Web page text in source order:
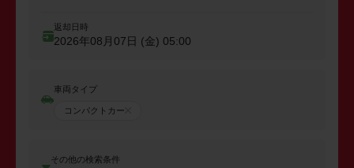
返却日時
2026年08月07日 (金) 05:00
車両タイプ
コンパクトカー
その他の検索条件